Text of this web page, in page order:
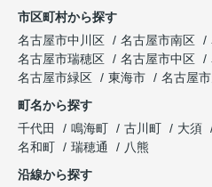
市区町村から探す
名古屋市中川区
名古屋市南区
名古屋市瑞穂区
名古屋市中区
名古屋市緑区
東海市 名古屋
町名から探す
千代田
鳴海町 古川町 大須
名和町
瑞穂通
八熊
沿線から探す